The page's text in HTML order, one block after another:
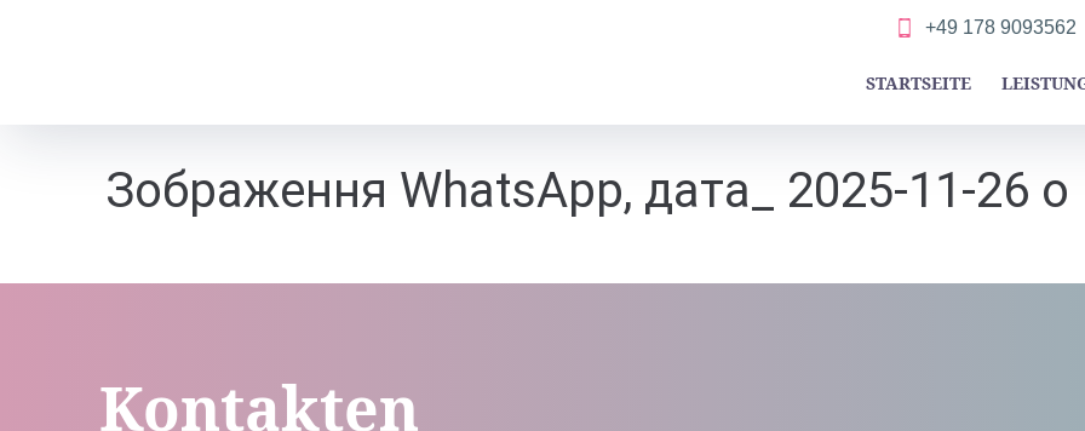
+49 178 9093562
STARTSEITE
Зображення WhatsApp, дата_ 2025-11-26
Kontakten